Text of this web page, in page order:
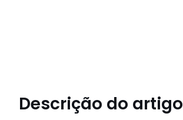
Descrição do artigo